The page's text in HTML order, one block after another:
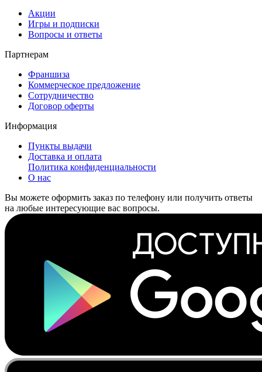
Акции
Игры и подписки
Вопросы и ответы
Партнерам
Франшиза
Коммерческое предложение
Сотрудничество
Договор оферты
Информация
Пункты выдачи
Доставка и оплата
Политика конфиденциальности
О нас
Вы можете оформить заказ по телефону или получить ответы
на любые интересующие вас вопросы.